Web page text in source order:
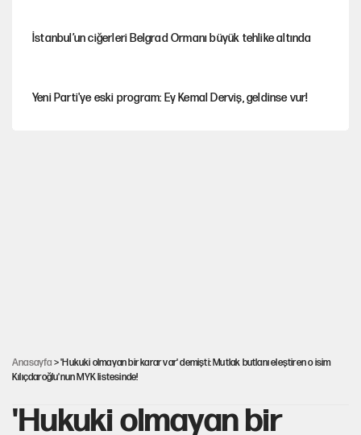
İstanbul’un ciğerleri Belgrad Ormanı büyük tehlike altında
Yeni Parti'ye eski program: Ey Kemal Derviş, geldinse vur!
Anasayfa > 'Hukuki olmayan bir karar var' demişti: Mutlak butlanı eleştiren o isim
Kılıçdaroğlu'nun MYK listesinde!
'Hukuki olmayan bir